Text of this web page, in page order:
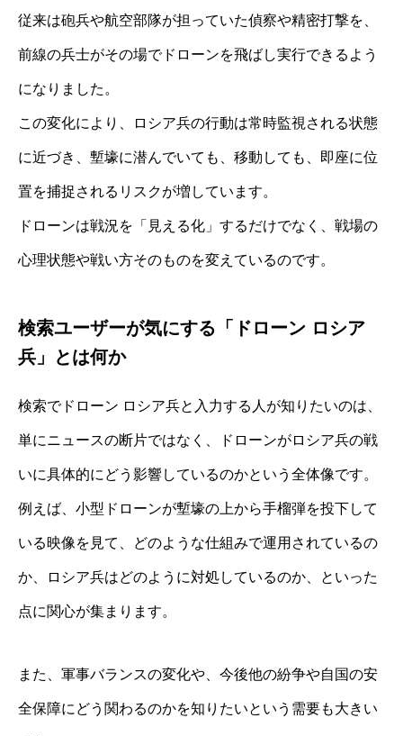
従来は砲兵や航空部隊が担っていた偵察や精密打撃を、
前線の兵士がその場でドローンを飛ばし実行できるよう
になりました。
この変化により、ロシア兵の行動は常時監視される状態
に近づき、塹壕に潜んでいても、移動しても、即座に位
置を捕捉されるリスクが増しています。
ドローンは戦況を「見える化」するだけでなく、戦場の
心理状態や戦い方そのものを変えているのです。
検索ユーザーが気にする「ドローン ロシア
兵」とは何か
検索でドローン ロシア兵と入力する人が知りたいのは、
単にニュースの断片ではなく、ドローンがロシア兵の戦
いに具体的にどう影響しているのかという全体像です。
例えば、小型ドローンが塹壕の上から手榴弾を投下して
いる映像を見て、どのような仕組みで運用されているの
か、ロシア兵はどのように対処しているのか、といった
点に関心が集まります。
また、軍事バランスの変化や、今後他の紛争や自国の安
全保障にどう関わるのかを知りたいという需要も大きい